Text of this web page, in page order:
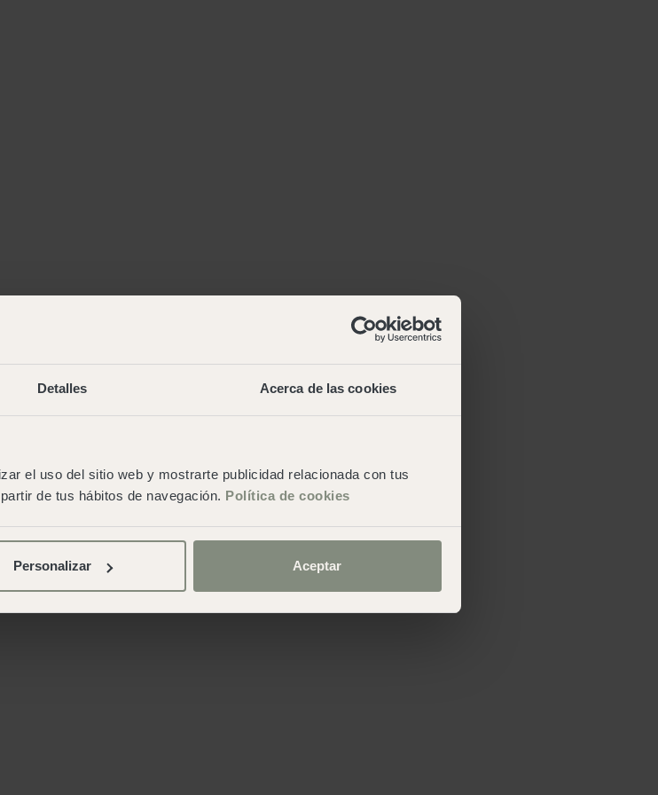
Detalles Acerca de las cookies
el uso del sitio web y mostrarte publicidad relacionada con tus
de tus hábitos de navegación. Política de cookies
Personalizar Aceptar